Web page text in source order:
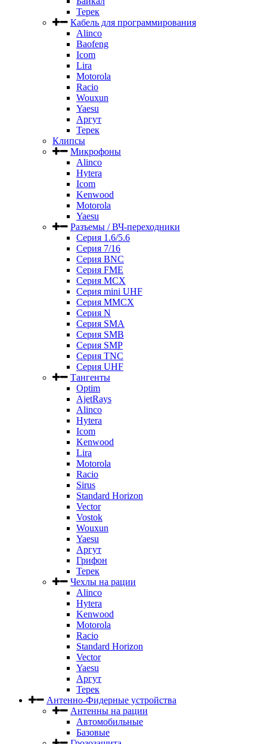
Терек
Кабель для программирования
Alinco
Baofeng
Icom
Lira
Motorola
Racio
Wouxun
Yaesu
Аргут
Терек
Клипсы
Микрофоны
Alinco
Hytera
Icom
Kenwood
Motorola
Yaesu
Разъемы / ВЧ-переходники
Серия 1.6/5.6
Серия 7/16
Серия BNC
Серия FME
Серия MCX
Серия mini UHF
Серия MMCX
Серия N
Серия SMA
Серия SMB
Серия SMP
Серия TNC
Серия UHF
Тангенты
Optim
AjetRays
Alinco
Hytera
Icom
Kenwood
Lira
Motorola
Racio
Sirus
Standard Horizon
Vector
Vostok
Wouxun
Yaesu
Аргут
Грифон
Терек
Чехлы на рации
Alinco
Hytera
Kenwood
Motorola
Racio
Standard Horizon
Vector
Yaesu
Аргут
Терек
Антенно-Фидерные устройства
Антенны на рации
Автомобильные
Базовые